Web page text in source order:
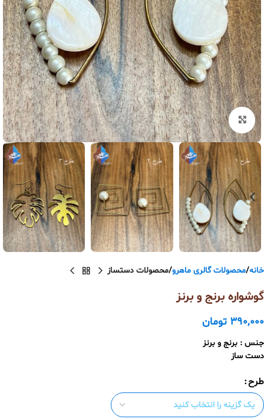
بزرگنمایی تصویر
خانه محصولات گالری ماهرو محصولات دستساز
گوشواره برنج و برنز
390,000 تومان
جنس : برنج و برنز
دست ساز
طرح